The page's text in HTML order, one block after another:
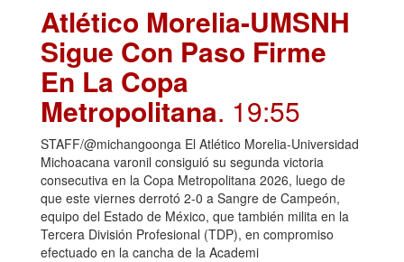
Atlético Morelia-UMSNH
Sigue Con Paso Firme
En La Copa
Metropolitana. 19:55
STAFF/@michangoonga El Atlético Morelia-Universidad
Michoacana varonil consiguió su segunda victoria
consecutiva en la Copa Metropolitana 2026, luego de
que este viernes derrotó 2-0 a Sangre de Campeón,
equipo del Estado de México, que también milita en la
Tercera División Profesional (TDP), en compromiso
efectuado en la cancha de la Academi